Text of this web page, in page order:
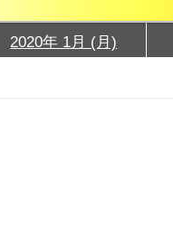
2020年 1月 (月)